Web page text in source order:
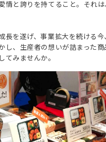
情と誇りを持てること。それ
長を遂げ、事業拡大を続ける
し、生産者の想いが詰まった
てみませんか。